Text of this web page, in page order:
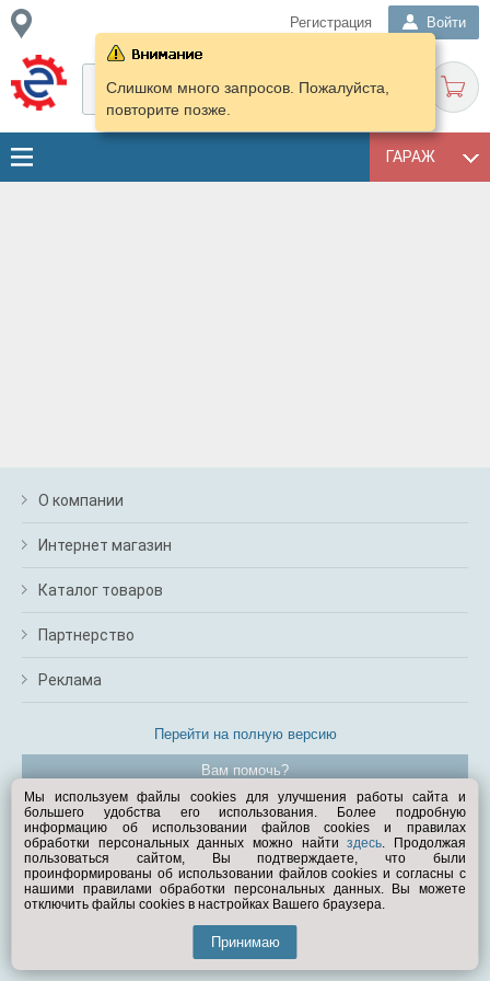
Регистрация Войти
ГАРАЖ
Слишком много запросов. Пожалуйста,
повторите позже.
О компании
Интернет магазин
Каталог товаров
Партнерство
Реклама
Перейти на полную версию
Вам помочь?
© Exist.ru 1998—2026
Мы используем файлы cookies для улучшения работы сайта и
большего удобства его использования. Более подробную
информацию об использовании файлов cookies и правилах
обработки персональных данных можно найтиздесь. Продолжая
пользоваться сайтом, Вы подтверждаете, что были
проинформированы об использовании файлов cookies и согласны с
нашими правилами обработки персональных данных. Вы можете
отключить файлы cookies в настройках Вашего браузера.
Принимаю